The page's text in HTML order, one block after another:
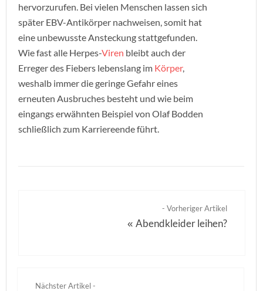
hervorzurufen. Bei vielen Menschen lassen sich
später EBV-Antikörper nachweisen, somit hat
eine unbewusste Ansteckung stattgefunden.
Wie fast alle Herpes-Viren bleibt auch der
Erreger des Fiebers lebenslang im Körper,
weshalb immer die geringe Gefahr eines
erneuten Ausbruches besteht und wie beim
eingangs erwähnten Beispiel von Olaf Bodden
schließlich zum Karriereende führt.
- Vorheriger Artikel
«Abendkleider leihen?
Nächster Artikel -